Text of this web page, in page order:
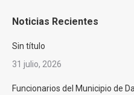
opens
in
opens
in
opensopensopens
Noticias Recientes
Sin título
31 julio, 2026
Funcionarios del Municipio de